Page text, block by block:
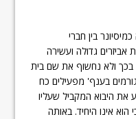
בין חברי
גדולה ועשירה
ולא נחשוף את שם בית
בענף' מפעילים כח
את היבוא המקביל שעליו
אינו היחיד. באותה